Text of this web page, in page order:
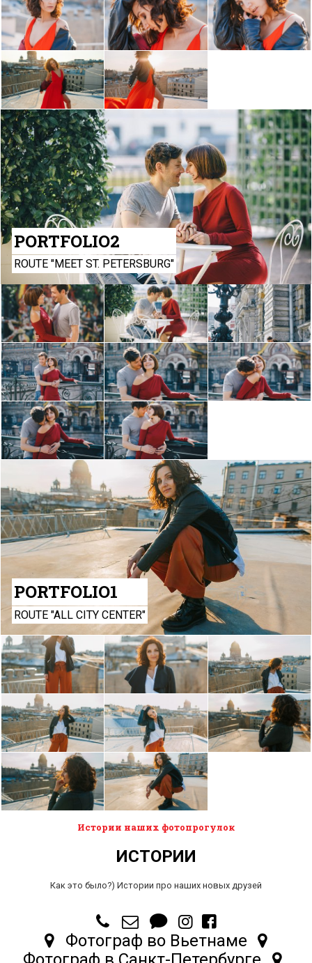
PORTFOLIO2
ROUTE "MEET ST. PETERSBURG"
PORTFOLIO1
ROUTE "ALL CITY CENTER"
Истории наших фотопрогулок
ИСТОРИИ
Как это было?) Истории про наших новых друзей
Фотограф во Вьетнаме